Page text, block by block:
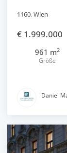
1160,Wien
€ 1.999.000
961 m2
Größe
Daniel